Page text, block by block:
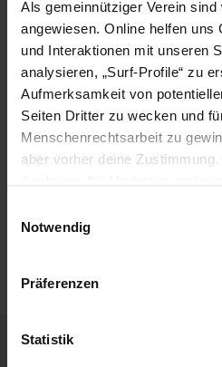
Als gemeinnütziger Verein sind
angewiesen. Online helfen uns
und Interaktionen mit unseren
analysieren, „Surf-Profile“ zu
Aufmerksamkeit von
Seiten Dritter zu wecken und
Menschenrechtsarbeit zu
aber vorher deine
wieder ändern. Diesen Banner
Notwendig
Präferenzen
Statistik
Vorname
Nachname
E-
Mail
Nutzungsbedingungen